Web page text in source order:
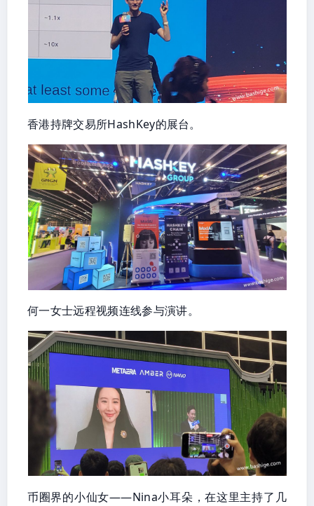
香港持牌交易所HashKey的展台。
何一女士远程视频连线参与演讲。
币圈界的小仙女——Nina小耳朵，在这里主持了几